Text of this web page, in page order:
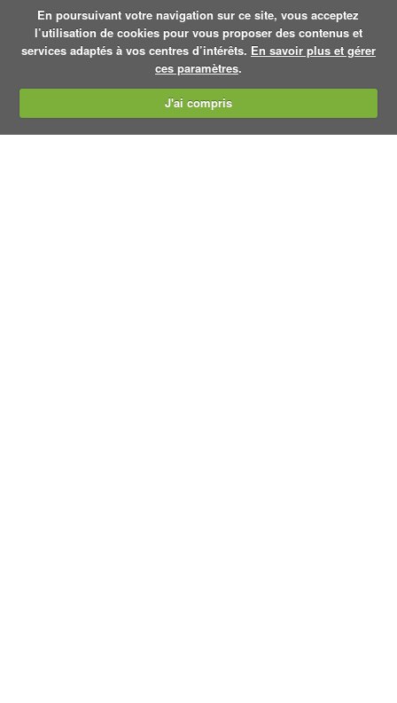
En poursuivant votre navigation sur ce site, vous acceptez
l’utilisation de cookies pour vous proposer des contenus et
services adaptés à vos centres d’intérêts. En savoir plus et gérer
ces paramètres.
J'ai compris